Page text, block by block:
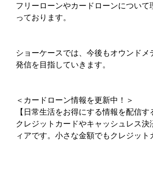
フリーローンやカードローンについ
っております。
ショーケースでは、今後もオウンド
発信を目指していきます。
＜カードローン情報を更新中！＞
【日常生活をお得にする情報を配信
クレジットカードやキャッシュレス
ィアです。小さな金額でもクレジッ